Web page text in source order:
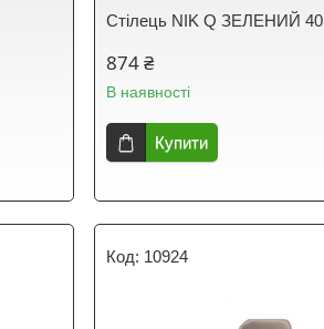
Стілець NIK Q ЗЕЛЕНИЙ 40
874 ₴
В наявності
Купити
10924